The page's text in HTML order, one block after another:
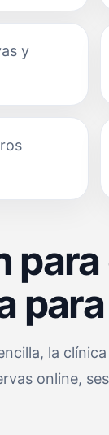
y
la
online,